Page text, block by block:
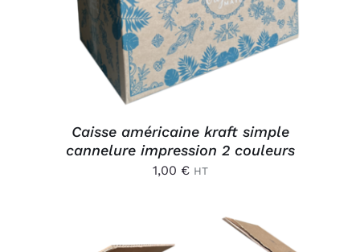
Caisse américaine kraft simple
cannelure impression 2 couleurs
1,00 € HT